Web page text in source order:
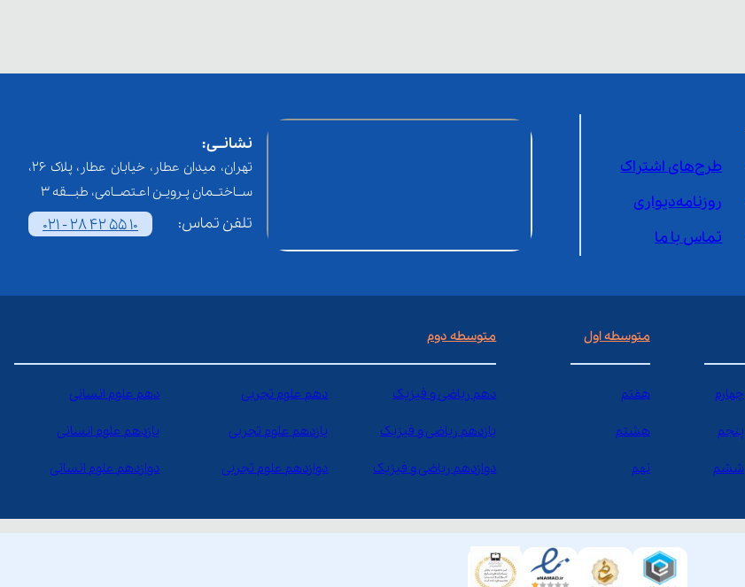
طرح‌های اشتراک
روزنامه‌دیواری
تماس با ما
نشانــی:
تهران، میدان عطار، خیابان عطار، پلاک 26،
ســاختــمان پـرویـن اعـتصــامی، طبـــقه 3
تلفن تماس: 021 - 28 42 55 10
چهارم
پنجم
ششم
متوسطه اول
هفتم
هشتم
نهم
متوسطه دوم
دهم ریاضی و فیزیک دهم علوم تجربی دهم علوم انسانی
یازدهم ریاضی و فیزیک یازدهم علوم تجربی یازدهم علوم انسانی
دوازدهم ریاضی و فیزیک دوازدهم علوم تجربی دوازدهم علوم انسانی